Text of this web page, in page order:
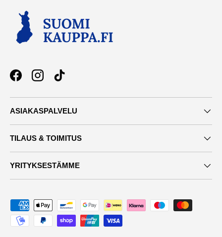
FacebookInstagramTikTok
ASIAKASPALVELU
TILAUS & TOIMITUS
YRITYKSESTÄMME
Maksutavat